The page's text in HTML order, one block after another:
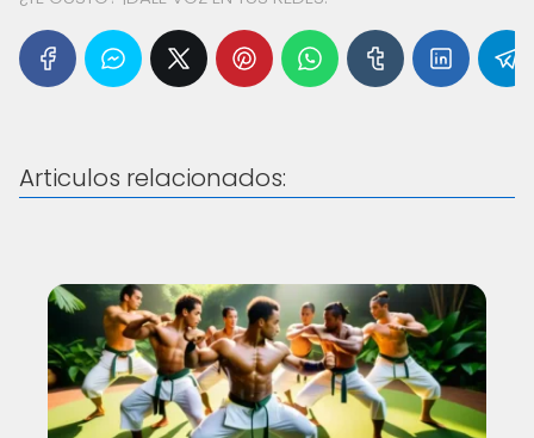
Articulos relacionados: